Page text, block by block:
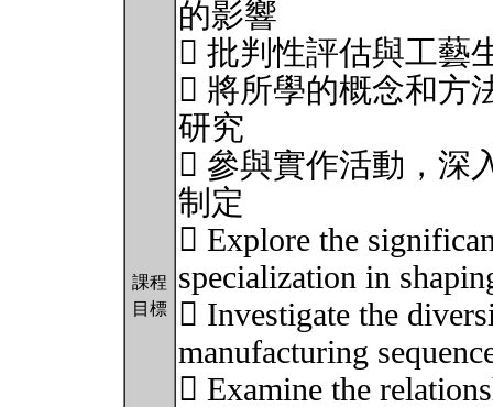
課程
目標
的影響
 批判性評估與工藝
 將所學的概念和方
研究
 參與實作活動，深
制定
 Explore the
specialization in
 Investigate the
manufacturing
 Examine the